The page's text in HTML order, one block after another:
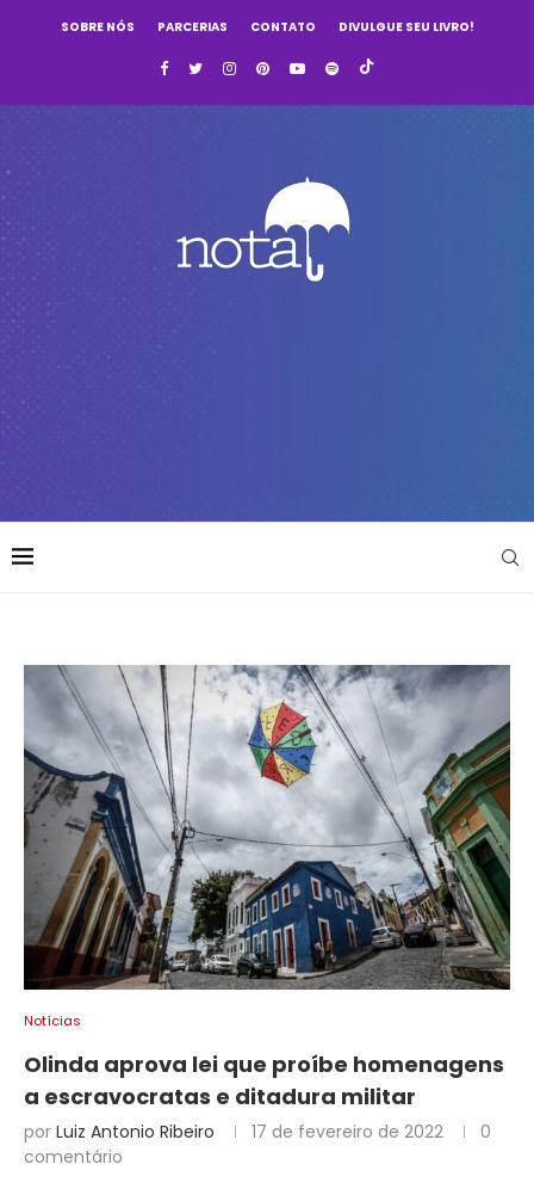
SOBRE NÓS PARCERIAS CONTATO DIVULGUE SEU LIVRO!
Notícias
Olinda aprova lei que proíbe homenagens
a escravocratas e ditadura militar
por Luiz Antonio Ribeiro 17 de fevereiro de 2022
0
comentário